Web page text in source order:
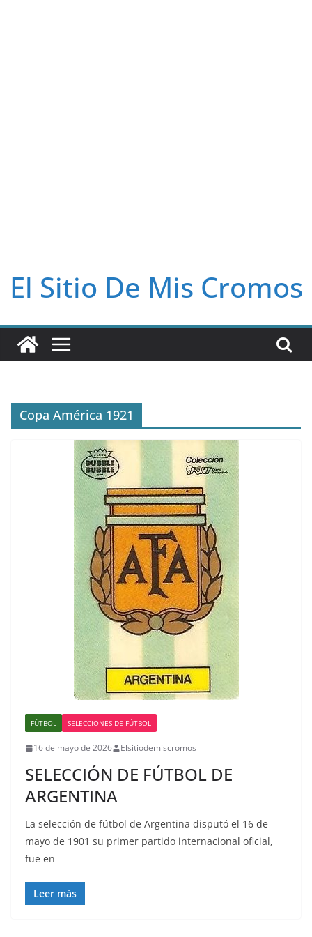
El Sitio De Mis Cromos
Copa América 1921
FÚTBOL SELECCIONES DE FÚTBOL
16 de mayo de 2026 Elsitiodemiscromos
SELECCIÓN DE FÚTBOL DE
ARGENTINA
La selección de fútbol de Argentina disputó el 16 de
mayo de 1901 su primer partido internacional oficial,
fue en
Leer más